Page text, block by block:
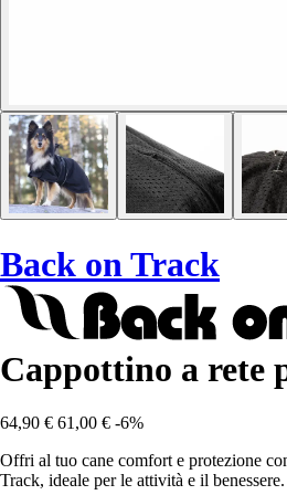
Back on Track
Cappottino a rete
64,90 € 61,00 € -6%
Offri al tuo cane comfort e protezione
Track, ideale per le attività e il benessere.